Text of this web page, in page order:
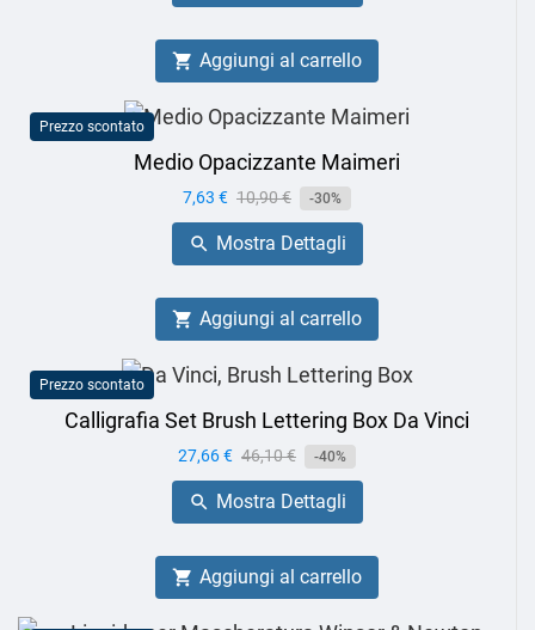
 Aggiungi al carrello
Prezzo scontato
Medio Opacizzante Maimeri
Prezzo
7,63 € Prezzo
base
10,90 € -30%
 Mostra Dettagli
 Aggiungi al carrello
Prezzo scontato
Calligrafia Set Brush Lettering Box Da Vinci
Prezzo
27,66 € Prezzo
base
46,10 € -40%
 Mostra Dettagli
 Aggiungi al carrello